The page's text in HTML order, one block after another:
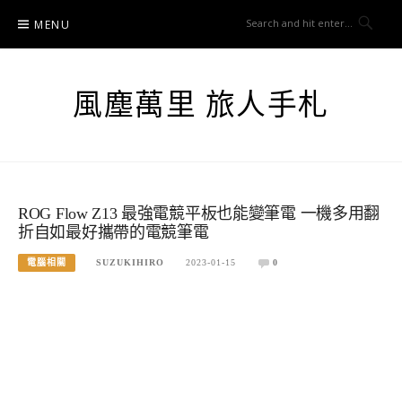
content
MENU
風塵萬里 旅人手札
ROG Flow Z13 最強電競平板也能變筆電 一機多用翻
折自如最好攜帶的電競筆電
電腦相關 SUZUKIHIRO 2023-01-15 0